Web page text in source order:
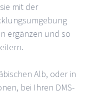
mit der
ergänzen und so
Alb, oder in
bei Ihren DMS-